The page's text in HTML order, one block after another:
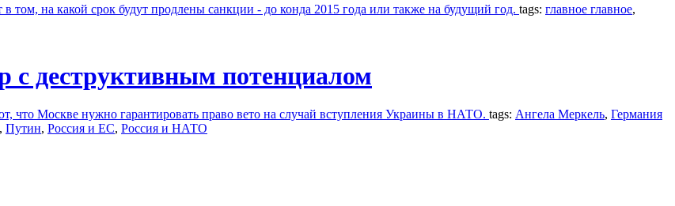
на какой срок будут продлены санкции - до конда 2015 года или также на будущий год. tags: главное главное,
с деструктивным потенциалом
что Москве нужно гарантировать право вето на случай вступления Украины в НАТО. tags: Ангела Меркель, Германия
, Путин, Россия и ЕС, Россия и НАТО